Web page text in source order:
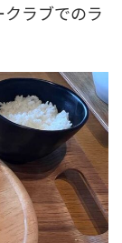
ラブでのラ